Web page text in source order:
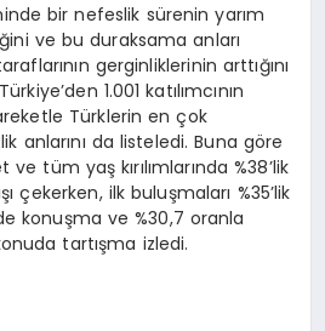
bir nefeslik sürenin yarım
ve bu duraksama anları
gerginliklerinin arttığını
1.001 katılımcının
Türklerin en çok
anlarını da listeledi. Buna göre
tüm yaş kırılımlarında %38’lik
çekerken, ilk buluşmaları %35’lik
konuşma ve %30,7 oranla
tartışma izledi.